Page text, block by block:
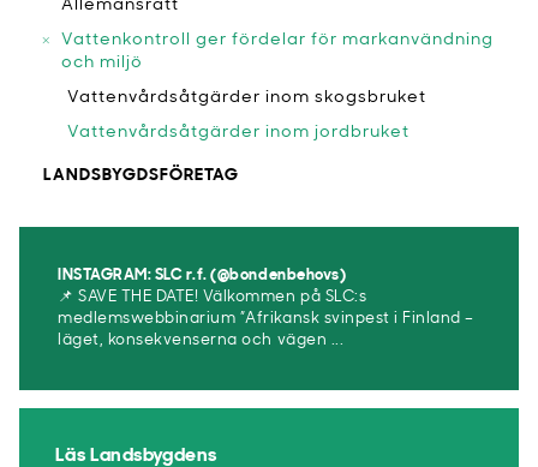
Allemansrätt
Vattenkontroll ger fördelar för markanvändning
och miljö
Vattenvårdsåtgärder inom skogsbruket
Vattenvårdsåtgärder inom jordbruket
LANDSBYGDSFÖRETAG
INSTAGRAM: SLC r.f. (@bondenbehovs)
📌 SAVE THE DATE! Välkommen på SLC:s
medlemswebbinarium ”Afrikansk svinpest i Finland –
läget, konsekvenserna och vägen ...
Läs Landsbygdens